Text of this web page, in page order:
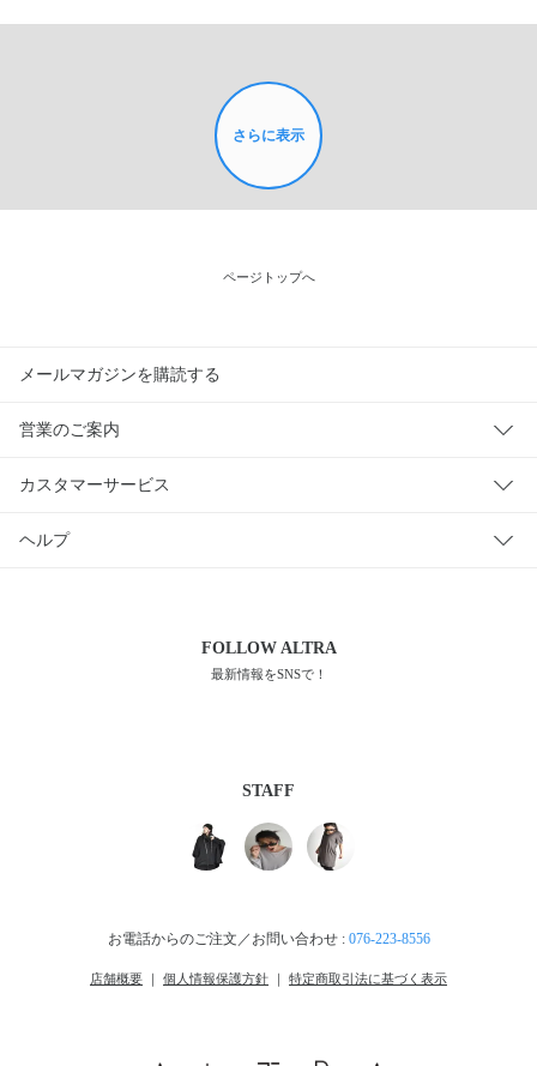
さらに表示
ページトップへ
メールマガジンを購読する
営業のご案内
カスタマーサービス
ヘルプ
FOLLOWALTRA
最新情報をSNSで！
STAFF
お電話からのご注文／お問い合わせ : 076-223-8556
店舗概要 個人情報保護方針 特定商取引法に基づく表示